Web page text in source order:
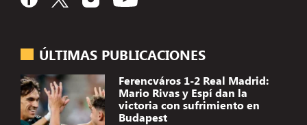
ÚLTIMAS PUBLICACIONES
Ferencváros 1-2 Real Madrid:
Mario Rivas y Espí dan la
victoria con sufrimiento en
Budapest